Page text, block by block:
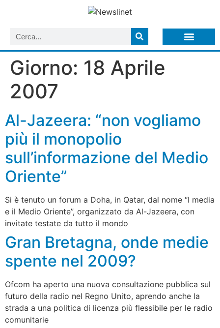
Giorno: 18 Aprile
2007
Al-Jazeera: “non vogliamo
più il monopolio
sull’informazione del Medio
Oriente”
Si è tenuto un forum a Doha, in Qatar, dal nome “I media
e il Medio Oriente”, organizzato da Al-Jazeera, con
invitate testate da tutto il mondo
Gran Bretagna, onde medie
spente nel 2009?
Ofcom ha aperto una nuova consultazione pubblica sul
futuro della radio nel Regno Unito, aprendo anche la
strada a una politica di licenza più flessibile per le radio
comunitarie